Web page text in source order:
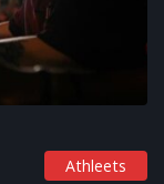
Athleets